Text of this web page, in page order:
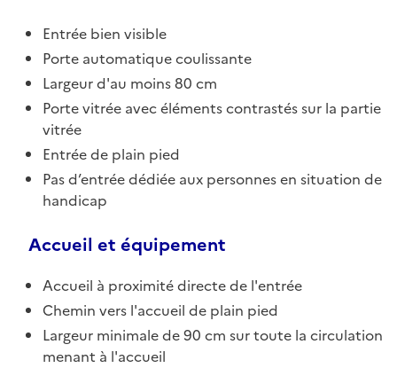
Entrée bien visible
Porte automatique coulissante
Largeur d'au moins 80 cm
Porte vitrée avec éléments contrastés sur la partie
vitrée
Entrée de plain pied
Pas d’entrée dédiée aux personnes en situation de
handicap
Accueil et équipement
Accueil à proximité directe de l'entrée
Chemin vers l'accueil de plain pied
Largeur minimale de 90 cm sur toute la circulation
menant à l'accueil